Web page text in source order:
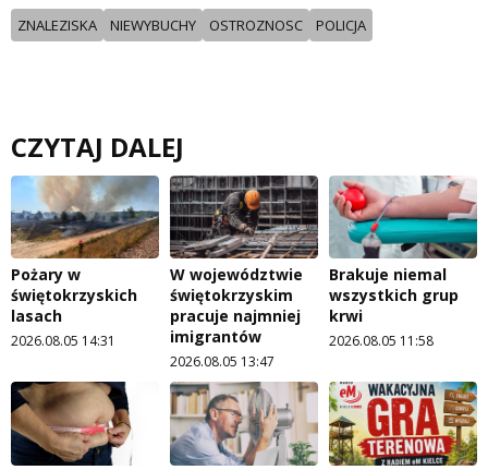
ZNALEZISKA NIEWYBUCHY OSTROZNOSC POLICJA
CZYTAJ DALEJ
Pożary w
świętokrzyskich
lasach
2026.08.05 14:31
W województwie
świętokrzyskim
pracuje najmniej
imigrantów
2026.08.05 13:47
Brakuje niemal
wszystkich grup
krwi
2026.08.05 11:58